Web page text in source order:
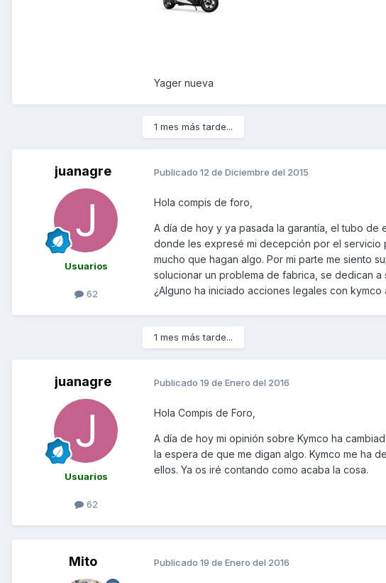
Yager nueva
1 mes más tarde...
juanagre
Usuarios
62
Publicado 12 de Diciembre del 2015
Hola compis de foro,
A día de hoy y ya pasada la garantía, el tubo de
donde les expresé mi decepción por el servicio
mucho que hagan algo. Por mi parte me siento
solucionar un problema de fabrica, se dedican
¿Alguno ha iniciado acciones legales con kymco
1 mes más tarde...
juanagre
Usuarios
62
Publicado 19 de Enero del 2016
Hola Compis de Foro,
A día de hoy mi opinión sobre Kymco ha
la espera de que me digan algo. Kymco me ha
ellos. Ya os iré contando como acaba la cosa.
Mito Publicado 19 de Enero del 2016